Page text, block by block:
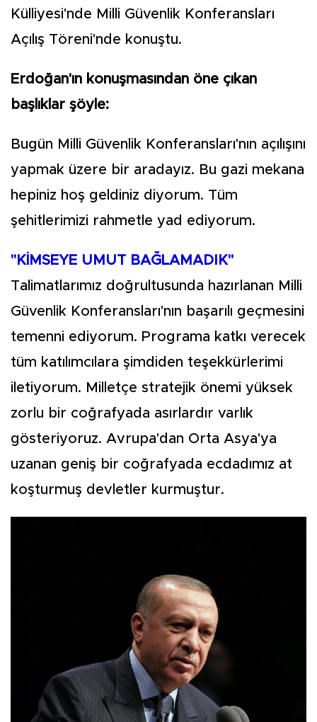
Külliyesi'nde Milli Güvenlik Konferansları
Açılış Töreni'nde konuştu.
Erdoğan'ın konuşmasından öne çıkan
başlıklar şöyle:
Bugün Milli Güvenlik Konferansları'nın açılışını
yapmak üzere bir aradayız. Bu gazi mekana
hepiniz hoş geldiniz diyorum. Tüm
şehitlerimizi rahmetle yad ediyorum.
"KİMSEYE UMUT BAĞLAMADIK"
Talimatlarımız doğrultusunda hazırlanan Milli
Güvenlik Konferansları'nın başarılı geçmesini
temenni ediyorum. Programa katkı verecek
tüm katılımcılara şimdiden teşekkürlerimi
iletiyorum. Milletçe stratejik önemi yüksek
zorlu bir coğrafyada asırlardır varlık
gösteriyoruz. Avrupa'dan Orta Asya'ya
uzanan geniş bir coğrafyada ecdadımız at
koşturmuş devletler kurmuştur.